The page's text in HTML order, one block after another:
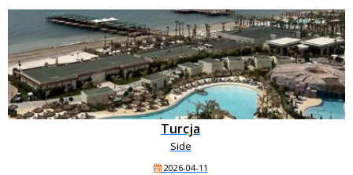
Turcja
Side
2026-04-11